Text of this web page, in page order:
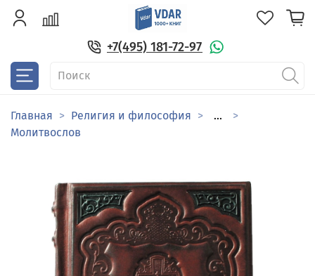
+7(495) 181-72-97
Главная Религия и философия
...
Молитвослов